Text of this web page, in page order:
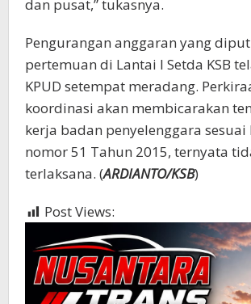
dan pusat,” tukasnya.
Pengurangan anggaran yang
pertemuan di Lantai I Setda KSB
KPUD setempat meradang.
koordinasi akan membicarakan
kerja badan penyelenggara
nomor 51 Tahun 2015, ternyata
terlaksana. (ARDIANTO/KSB)
Post Views: